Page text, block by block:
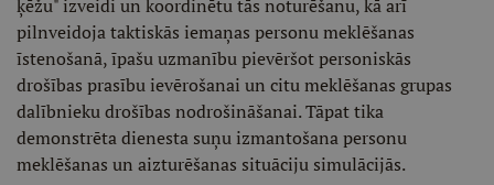
ķēžu" izveidi un koordinētu tās noturēšanu, kā arī
pilnveidoja taktiskās iemaņas personu meklēšanas
īstenošanā, īpašu uzmanību pievēršot personiskās
drošības prasību ievērošanai un citu meklēšanas grupas
dalībnieku drošības nodrošināšanai. Tāpat tika
demonstrēta dienesta suņu izmantošana personu
meklēšanas un aizturēšanas situāciju simulācijās.